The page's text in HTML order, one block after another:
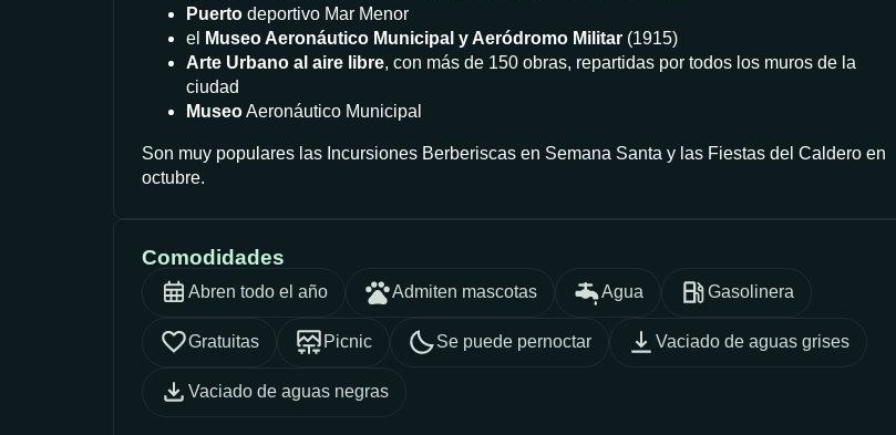
Puerto deportivo Mar Menor
el
Museo Aeronáutico Municipal y Aeródromo Militar (1915)
Arte Urbano al aire libre, con más de 150 obras, repartidas por todos los muros de la
ciudad
MuseoAeronáutico Municipal
Son muy populares las Incursiones Berberiscas en Semana Santa y las Fiestas del Caldero en
octubre.
Comodidades
Abren todo el año Admiten mascotas Agua Gasolinera
Gratuitas Picnic Se puede pernoctar Vaciado de aguas grises
Vaciado de aguas negras